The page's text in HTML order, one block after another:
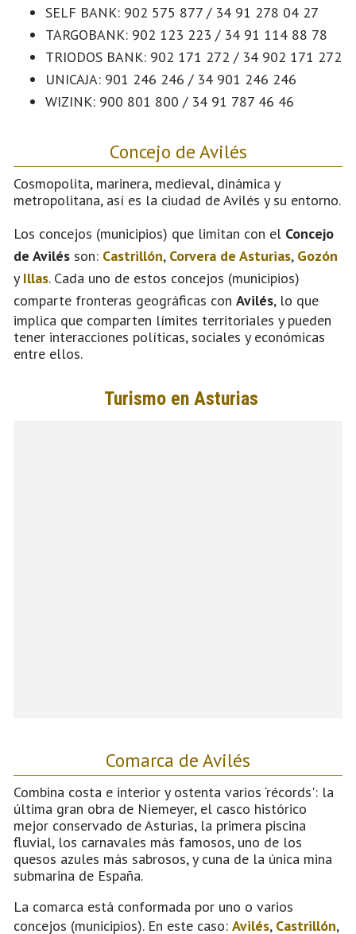
SELF BANK: 902 575 877 / 34 91 278 04 27
TARGOBANK: 902 123 223 / 34 91 114 88 78
TRIODOS BANK: 902 171 272 / 34 902 171 272
UNICAJA: 901 246 246 / 34 901 246 246
WIZINK: 900 801 800 / 34 91 787 46 46
Concejo de Avilés
Cosmopolita, marinera, medieval, dinámica y
metropolitana, así es la ciudad de Avilés y su entorno.
Los concejos (municipios) que limitan con el Concejo
de Avilés son: Castrillón, Corvera de Asturias, Gozón
y Illas. Cada uno de estos concejos (municipios)
comparte fronteras geográficas con Avilés, lo que
implica que comparten límites territoriales y pueden
tener interacciones políticas, sociales y económicas
entre ellos.
Comarca de Avilés
Combina costa e interior y ostenta varios ‘récords': la
última gran obra de Niemeyer, el casco histórico
mejor conservado de Asturias, la primera piscina
fluvial, los carnavales más famosos, uno de los
quesos azules más sabrosos, y cuna de la única mina
submarina de España.
La comarca está conformada por uno o varios
concejos (municipios). En este caso: Avilés, Castrillón,